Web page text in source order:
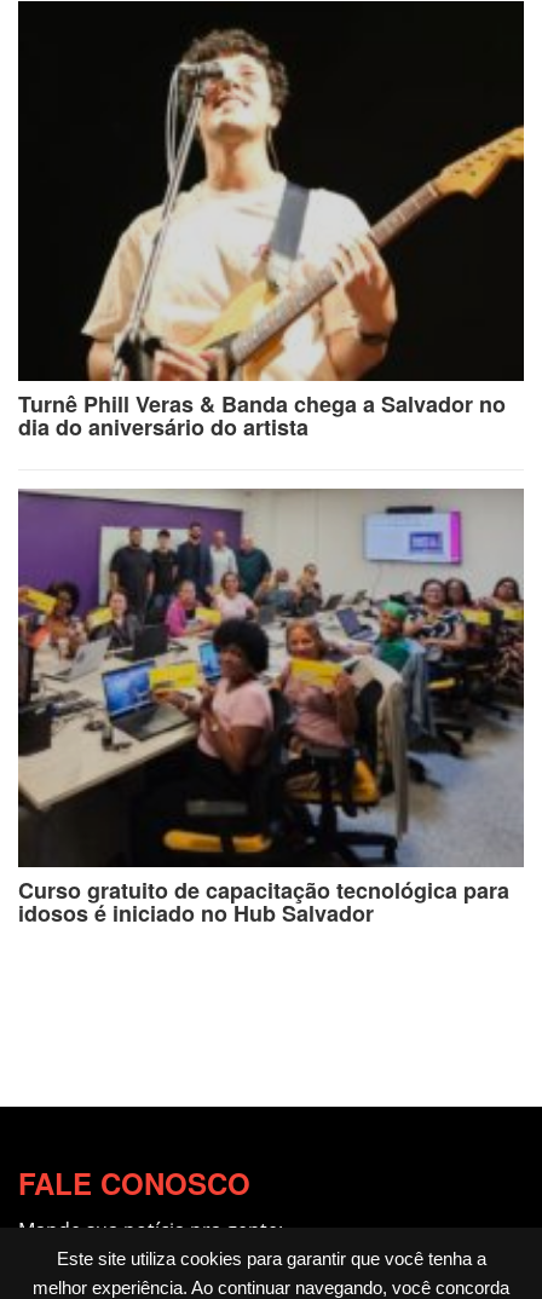
Este site utiliza cookies para garantir que você tenha a
melhor experiência. Ao continuar navegando, você concorda
Turnê Phill Veras & Banda chega a Salvador no
dia do aniversário do artista
Curso gratuito de capacitação tecnológica para
idosos é iniciado no Hub Salvador
FALE CONOSCO
Mande sua notícia pra gente:
redacao@fotocitando.com.br